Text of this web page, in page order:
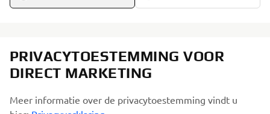
PRIVACYTOESTEMMING VOOR
DIRECT MARKETING
Meer informatie over de privacytoestemming vindt u